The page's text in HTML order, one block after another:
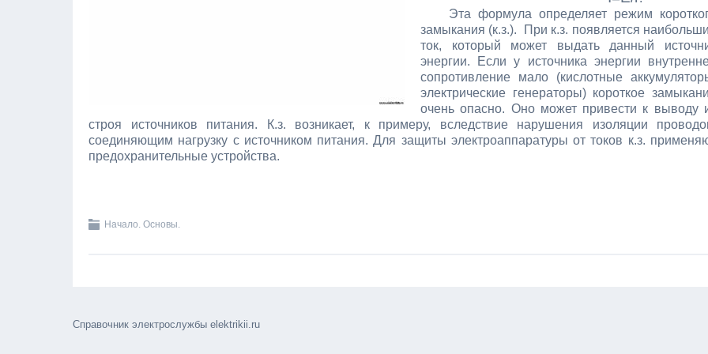
Эта формула определяет режим
замыкания (к.з.). При к.з. появляется
ток, который может выдать данный
энергии. Если у источника энергии
сопротивление мало (кислотные
электрические генераторы) короткое
очень опасно. Оно может привести к выводу
строя источников питания. К.з. возникает, к примеру, вследствие нарушения изоляции
соединяющим нагрузку с источником питания. Для защиты электроаппаратуры от токов к.з.
предохранительные устройства.
Начало. Основы.
Справочник электрослужбы elektrikii.ru